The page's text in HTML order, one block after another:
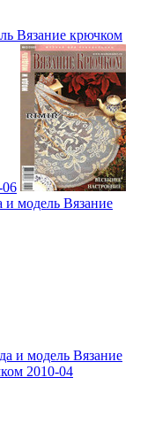
Вязание крючком
модель Вязание
и модель Вязание
2010-04